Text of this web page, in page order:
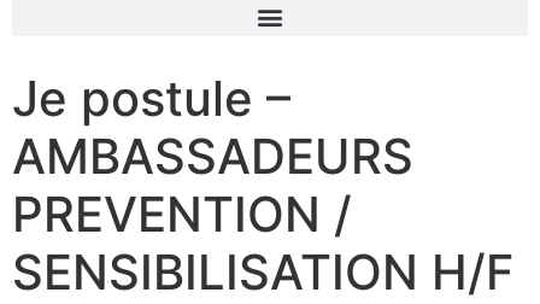
Je postule –
AMBASSADEURS
PREVENTION /
SENSIBILISATION H/F